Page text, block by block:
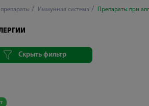
Иммунная система Препараты при
Скрыть фильтр